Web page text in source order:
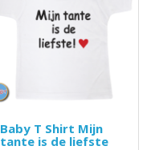
Baby T Shirt Mijn
tante is de liefste